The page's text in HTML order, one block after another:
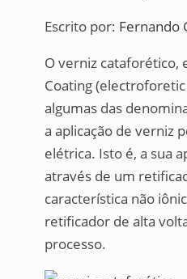
Escrito por: Fernando
O verniz cataforético,
Coating
algumas das
a aplicação de verniz
elétrica. Isto é, a sua
através de um
característica não
retificador de alta
processo.